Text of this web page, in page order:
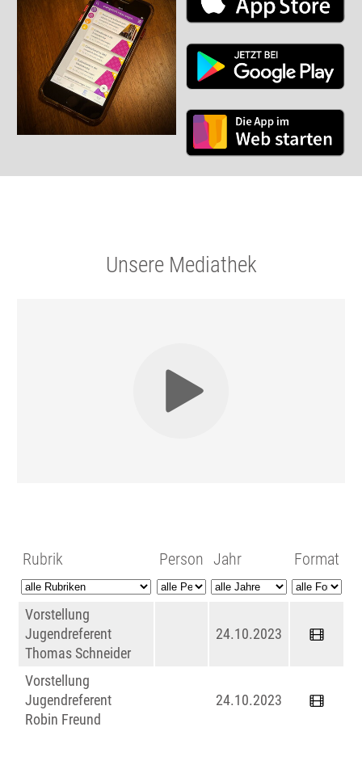
Unsere Mediathek
Rubrik Person Jahr Format
Vorstellung
Jugendreferent
Thomas Schneider
24.10.2023
Vorstellung
Jugendreferent
Robin Freund
24.10.2023